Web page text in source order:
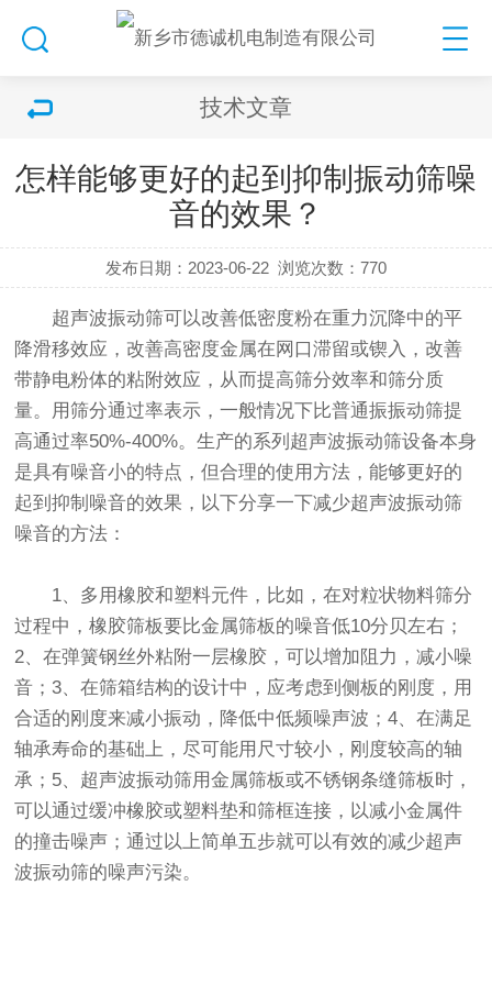
技术文章
怎样能够更好的起到抑制振动筛噪
音的效果？
发布日期：2023-06-22 浏览次数：770
超声波振动筛可以改善低密度粉在重力沉降中的平
降滑移效应，改善高密度金属在网口滞留或锲入，改善
带静电粉体的粘附效应，从而提高筛分效率和筛分质
量。用筛分通过率表示，一般情况下比普通振振动筛提
高通过率50%-400%。生产的系列 超声波振动筛设备本身
是具有噪音小的特点，但合理的使用方法，能够更好的
起到抑制噪音的效果，以下分享一下减少超声波振动筛
噪音的方法：
1、多用橡胶和塑料元件，比如，在对粒状物料筛分
过程中，橡胶筛板要比金属筛板的噪音低10分贝左右；
2、在弹簧钢丝外粘附一层橡胶，可以增加阻力，减小噪
音；3、在筛箱结构的设计中，应考虑到侧板的刚度，用
合适的刚度来减小振动，降低中低频噪声波；4、在满足
轴承寿命的基础上，尽可能用尺寸较小，刚度较高的轴
承；5、超声波振动筛用金属筛板或不锈钢条缝筛板时，
可以通过缓冲橡胶或塑料垫和筛框连接，以减小金属件
的撞击噪声；通过以上简单五步就可以有效的减少超声
波振动筛的噪声污染。